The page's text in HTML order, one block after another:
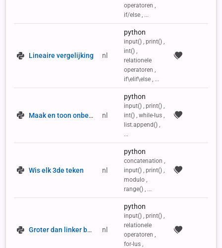
operatoren ,
if/else , ...
Lineaire vergelijking nl
python
input() , print() ,
int() ,
relationele
operatoren ,
if\elif\else , ...
Maak en toon onbepaalde getallenlijst nl
python
input() , print() ,
int() , while-lus ,
list.append() ,
...
Wis elk 3de teken nl
python
concatenation ,
input() , print() ,
modulo ,
range() , ...
Groter dan linker buur nl
python
input() , print() ,
relationele
operatoren ,
for-lus ,